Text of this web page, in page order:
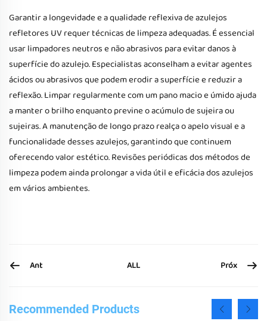
Garantir a longevidade e a qualidade reflexiva de azulejos
refletores UV requer técnicas de limpeza adequadas. É essencial
usar limpadores neutros e não abrasivos para evitar danos à
superfície do azulejo. Especialistas aconselham a evitar agentes
ácidos ou abrasivos que podem erodir a superfície e reduzir a
reflexão. Limpar regularmente com um pano macio e úmido ajuda
a manter o brilho enquanto previne o acúmulo de sujeira ou
sujeiras. A manutenção de longo prazo realça o apelo visual e a
funcionalidade desses azulejos, garantindo que continuem
oferecendo valor estético. Revisões periódicas dos métodos de
limpeza podem ainda prolongar a vida útil e eficácia dos azulejos
em vários ambientes.
Ant ALL Próx
Recommended Products